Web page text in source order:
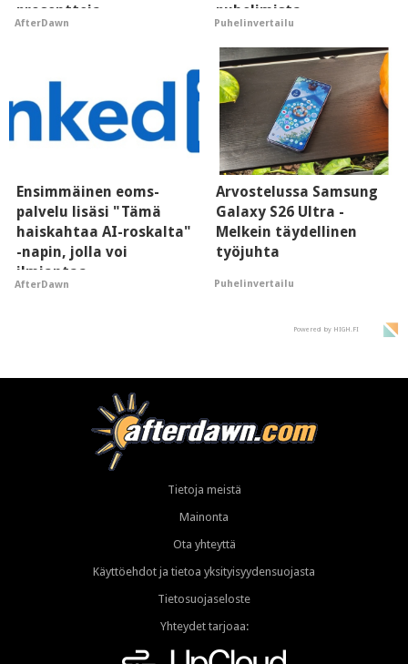
prosentteja
AfterDawn
puhelimista
supersuosittuja
Puhelinvertailu
Ensimmäinen eoms-
palvelu lisäsi "Tämä
haiskahtaa AI-roskalta"
-napin, jolla voi
ilmiantaa
tekoälytauhkan
AfterDawn
Arvostelussa Samsung
Galaxy S26 Ultra -
Melkein täydellinen
työjuhta
Puhelinvertailu
Powered by HIGH.FI
Tietoja meistä
Mainonta
Ota yhteyttä
Käyttöehdot ja tietoa yksityisyydensuojasta
Tietosuojaseloste
Yhteydet tarjoaa: